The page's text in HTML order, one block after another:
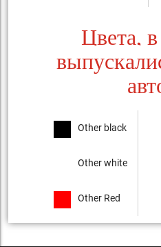
Цвета,
Other black
Other white
Other Red